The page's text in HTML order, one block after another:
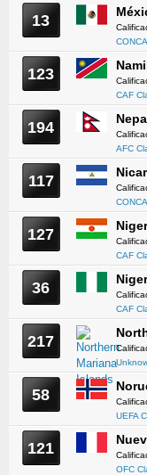
13
123
CAF
194
AFC
117
127 Niger
CAF
36
CAF
217
58
UEFA
121
OFC